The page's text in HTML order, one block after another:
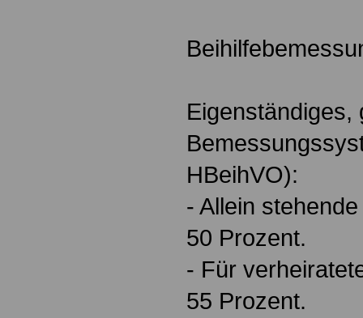
Eigenständiges,
HBeihVO):
- Allein
50 Prozent.
- Für
55 Prozent.